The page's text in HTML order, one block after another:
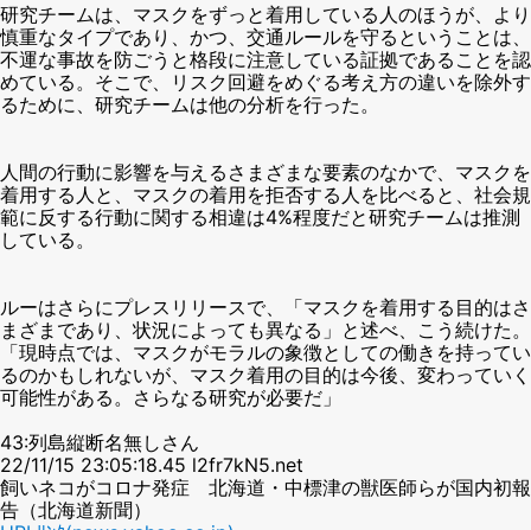
研究チームは、マスクをずっと着用している人のほうが、より
慎重なタイプであり、かつ、交通ルールを守るということは、
不運な事故を防ごうと格段に注意している証拠であることを認
めている。そこで、リスク回避をめぐる考え方の違いを除外す
るために、研究チームは他の分析を行った。
人間の行動に影響を与えるさまざまな要素のなかで、マスクを
着用する人と、マスクの着用を拒否する人を比べると、社会規
範に反する行動に関する相違は4%程度だと研究チームは推測
している。
ルーはさらにプレスリリースで、「マスクを着用する目的はさ
まざまであり、状況によっても異なる」と述べ、こう続けた。
「現時点では、マスクがモラルの象徴としての働きを持ってい
るのかもしれないが、マスク着用の目的は今後、変わっていく
可能性がある。さらなる研究が必要だ」
43:列島縦断名無しさん
22/11/15 23:05:18.45 l2fr7kN5.net
飼いネコがコロナ発症 北海道・中標津の獣医師らが国内初報
告（北海道新聞）